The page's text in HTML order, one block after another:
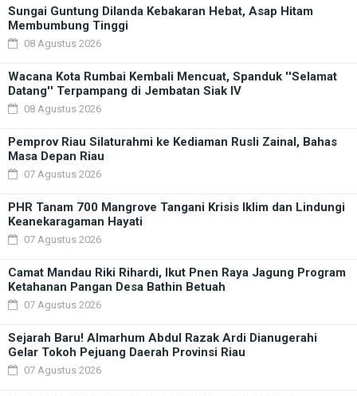
Sungai Guntung Dilanda Kebakaran Hebat, Asap Hitam
Membumbung Tinggi
08 Agustus 2026
Wacana Kota Rumbai Kembali Mencuat, Spanduk ''Selamat
Datang'' Terpampang di Jembatan Siak IV
08 Agustus 2026
Pemprov Riau Silaturahmi ke Kediaman Rusli Zainal, Bahas
Masa Depan Riau
07 Agustus 2026
PHR Tanam 700 Mangrove Tangani Krisis Iklim dan Lindungi
Keanekaragaman Hayati
07 Agustus 2026
Camat Mandau Riki Rihardi, Ikut Pnen Raya Jagung Program
Ketahanan Pangan Desa Bathin Betuah
07 Agustus 2026
Sejarah Baru! Almarhum Abdul Razak Ardi Dianugerahi
Gelar Tokoh Pejuang Daerah Provinsi Riau
07 Agustus 2026